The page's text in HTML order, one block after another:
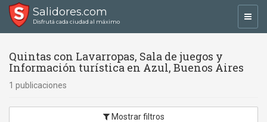
Salidores.com
Disfrutá cada ciudad al máximo
Quintas con Lavarropas, Sala de juegos y
Información turística en Azul, Buenos Aires
1 publicaciones
Mostrar filtros